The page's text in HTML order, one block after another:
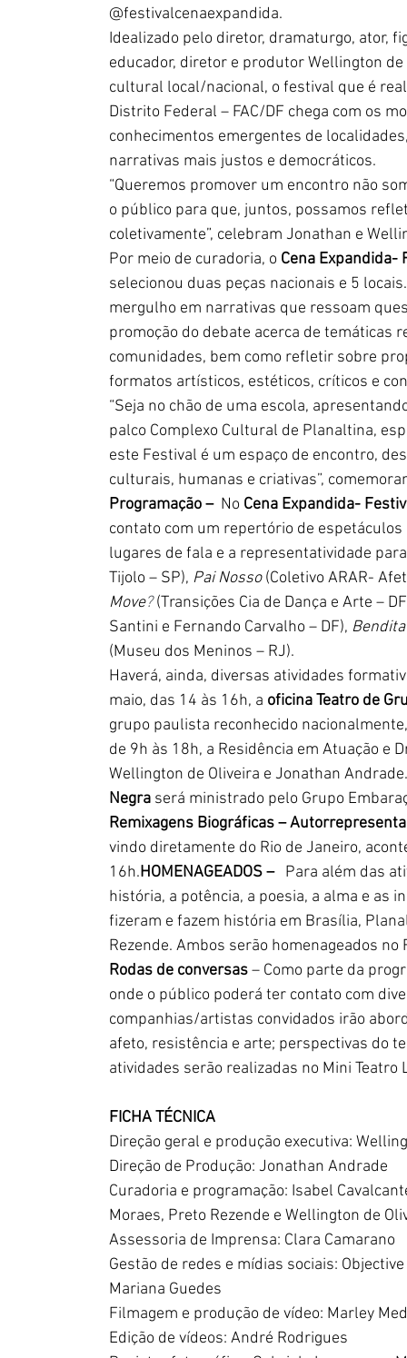
@festivalcenaexpandida.
Idealizado pelo diretor, dramaturgo, ator,
educador, diretor e produtor Wellington
cultural local/nacional, o festival que é
Distrito Federal – FAC/DF chega com os
conhecimentos emergentes de
narrativas mais justos e democráticos.
“Queremos promover um encontro não
o público para que, juntos, possamos
coletivamente”, celebram Jonathan e
Por meio de curadoria, o Cena Expandida-
selecionou duas peças nacionais e 5
mergulho em narrativas que ressoam
promoção do debate acerca de
comunidades, bem como refletir sobre
formatos artísticos, estéticos, críticos e
“Seja no chão de uma escola,
palco Complexo Cultural de Planaltina,
este Festival é um espaço de encontro,
culturais, humanas e criativas”,
Programação – No Cena Expandida-
contato com um repertório de
lugares de fala e a representatividade
Tijolo – SP), Pai Nosso (Coletivo ARAR-
Move? (Transições Cia de Dança e Arte –
Santini e Fernando Carvalho – DF),
(Museu dos Meninos – RJ).
Haverá, ainda, diversas atividades
maio, das 14 às 16h, a oficina Teatro de
grupo paulista reconhecido
de 9h às 18h, a Residência em Atuação
Wellington de Oliveira e Jonathan
Negra será ministrado pelo Grupo
Remixagens Biográficas –
vindo diretamente do Rio de Janeiro,
16h.HOMENAGEADOS – Para além das
história, a potência, a poesia, a alma e as
fizeram e fazem história em Brasília,
Rezende. Ambos serão homenageados no
Rodas de conversas – Como parte da
onde o público poderá ter contato com
companhias/artistas convidados irão
afeto, resistência e arte; perspectivas do
atividades serão realizadas no Mini Teatro
FICHA TÉCNICA
Direção geral e produção executiva:
Direção de Produção: Jonathan Andrade
Curadoria e programação: Isabel
Moraes, Preto Rezende e Wellington de
Assessoria de Imprensa: Clara Camarano
Gestão de redes e mídias sociais:
Mariana Guedes
Filmagem e produção de vídeo: Marley
Edição de vídeos: André Rodrigues